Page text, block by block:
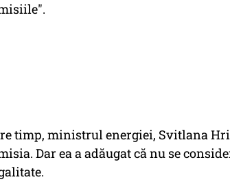
timp, ministrul energiei, Svitlana
Dar ea a adăugat că nu se